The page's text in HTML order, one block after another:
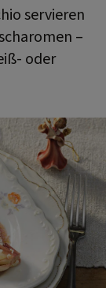
servieren
–
oder